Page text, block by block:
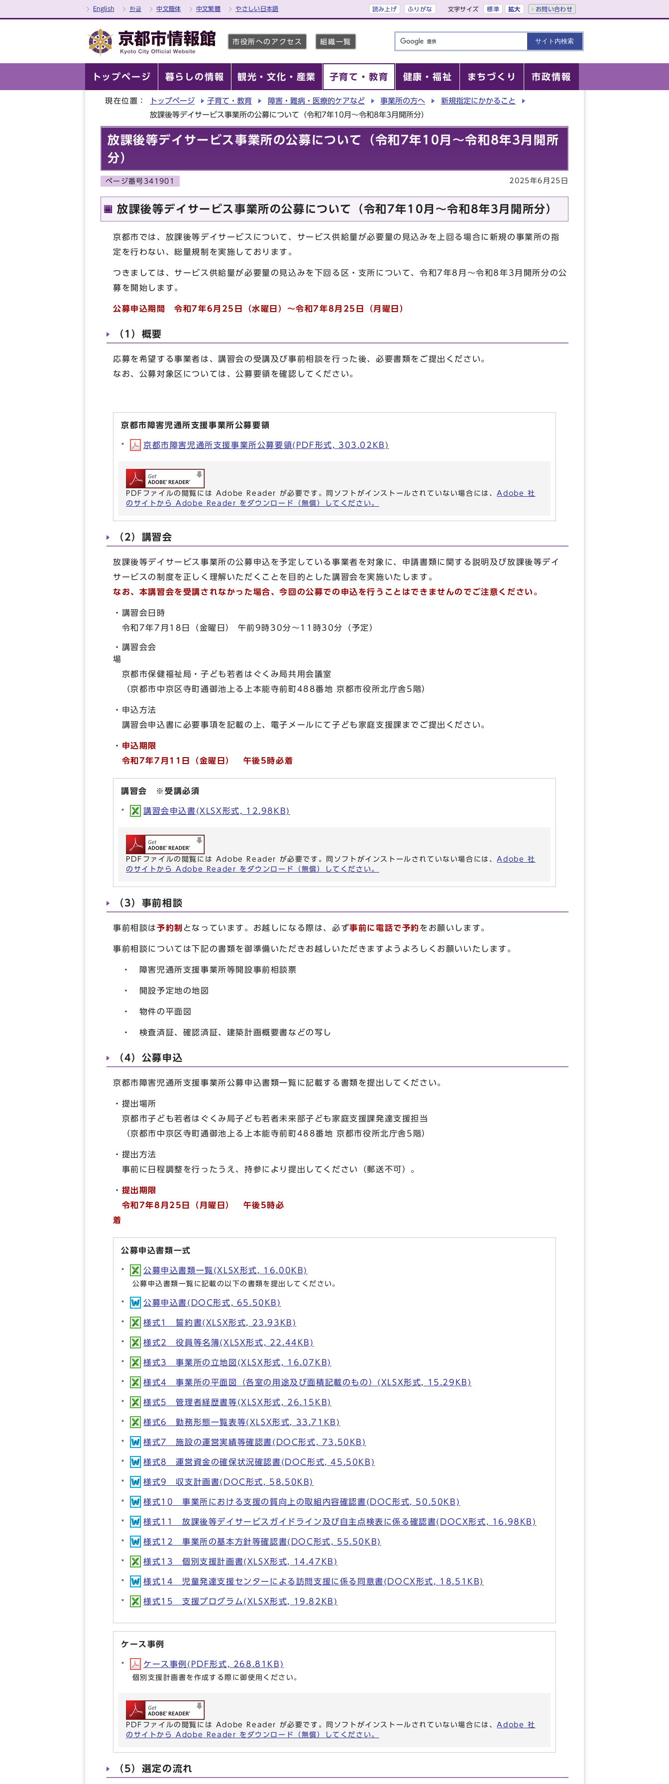
English 한글 中文簡体 中文繁體 やさしい日本語 読み上げ ふりがな 文字サイズ 標準 拡大 お問い合わせ
市役所へのアクセス 組織一覧
トップページ 暮らしの情報 観光・文化・産業 子育て・教育 健康・福祉 まちづくり 市政情報
現在位置： トップページ 子育て・教育 障害・難病・医療的ケアなど 事業所の方へ
新規指定にかかること
放課後等デイサービス事業所の公募について（令和7年10月～令和8年3月開所分）
放課後等デイサービス事業所の公募について（令和7年10月～令和8年3月開所
分）
ページ番号341901 2025年6月25日
放課後等デイサービス事業所の公募について（令和7年10月～令和8年3月開所分）
京都市では、放課後等デイサービスについて、サービス供給量が必要量の見込みを上回る場合に新規の事業所の指
定を行わない、総量規制を実施しております。
つきましては、サービス供給量が必要量の見込みを下回る区・支所について、令和7年8月～令和8年3月開所分の公
募を開始します。
公募申込期間 令和7年6月25日（水曜日）～令和7年8月25日（月 曜日）
（1）概要
応募を希望する事業者は、講習会の受講及び事前相談を行った後、必要書類をご提出ください。
なお、公募対象区については、公募要領を確認してください。
京都市障害児通所支援事業所公募要領
京都市障害児通所支援事業所公募要領(PDF形式, 303.02KB)
PDFファイルの閲覧には Adobe Reader が必要です。同ソフトがインストールされていない場合には、Adobe 社
のサイトから Adobe Reader をダウンロード（無償）してください。
（2）講習会
放課後等デイサービス事業所の公募申込を予定している事業者を対象に、申請書類に関する説明及び放課後等デイ
サービスの制度を正しく理解いただくことを目的とした講習会を実施いたします。
なお、本講習会を受講されなかった場合、今回の公募での申込を行うことはできませんのでご注意ください。
・講習会日時
令和7年7月18日（金曜日） 午前9時30分～11時30分（予定）
・講習会会
場
京都市保健福祉局・子ども若者はぐくみ局共用会議室
（京都市中京区寺町通御池上る上本能寺前町488番地 京都市役所北庁舎5階）
・申込方法
講習会申込書に必要事項を記載の上、電子メールにて子ども家庭支援課までご提出ください。
・ 申込期限
令和7年7月11日（金曜日） 午後5時必着
講習会 ※受講必須
講習会申込書(XLSX形式, 12.98KB)
PDFファイルの閲覧には Adobe Reader が必要です。同ソフトがインストールされていない場合には、Adobe 社
のサイトから Adobe Reader をダウンロード（無償）してください。
（3）事前相談
事前相談は予約制 となっています。お越しになる際は、必ず事前に電話で予約をお願いします。
事前相談については下記の書類を御準備いただきお越しいただきますようよろしくお願いいたします。
・ 障害児通所支援事業所等開設事前相談票
・ 開設予定地の地図
・ 物件の平面図
・ 検査済証、確認済証、建築計画概要書などの写し
（4）公募申込
京都市障害児通所支援事業所公募申込書類一覧に記載する書類を提出してください。
・提出場所
京都市子ども若者はぐくみ局子ども若者未来部子ども家庭支援課発達支援担当
（京都市中京区寺町通御池上る上本能寺前町488番地 京都市役所北庁舎5階）
・提出方法
事前に日程調整を行ったうえ、持参により提出してください（郵送不可）。
・ 提出期限
令和7年8月25日（月曜日） 午後5時必
着
公募申込書類一式
公募申込書類一覧(XLSX形式, 16.00KB)
公募申込書類一覧に記載の以下の書類を提出してください。
公募申込書(DOC形式, 65.50KB)
様式1 誓約書(XLSX形式, 23.93KB)
様式2 役員等名簿(XLSX形式, 22.44KB)
様式3 事業所の立地図(XLSX形式, 16.07KB)
様式4 事業所の平面図（各室の用途及び面積記載のもの）(XLSX形式, 15.29KB)
様式5 管理者経歴書等(XLSX形式, 26.15KB)
様式6 勤務形態一覧表等(XLSX形式, 33.71KB)
様式7 施設の運営実績等確認書(DOC形式, 73.50KB)
様式8 運営資金の確保状況確認書(DOC形式, 45.50KB)
様式9 収支計画書(DOC形式, 58.50KB)
様式10 事業所における支援の質向上の取組内容確認書(DOC形式, 50.50KB)
様式11 放課後等デイサービスガイドライン及び自主点検表に係る確認書(DOCX形式, 16.98KB)
様式12 事業所の基本方針等確認書(DOC形式, 55.50KB)
様式13 個別支援計画書(XLSX形式, 14.47KB)
様式14 児童発達支援センターによる訪問支援に係る同意書(DOCX形式, 18.51KB)
様式15 支援プログラム(XLSX形式, 19.82KB)
ケース事例
ケース事例(PDF形式, 268.81KB)
個別支援計画書を作成する際に御使用ください。
PDFファイルの閲覧には Adobe Reader が必要です。同ソフトがインストールされていない場合には、Adobe 社
のサイトから Adobe Reader をダウンロード（無償）してください。
（5）選定の流れ